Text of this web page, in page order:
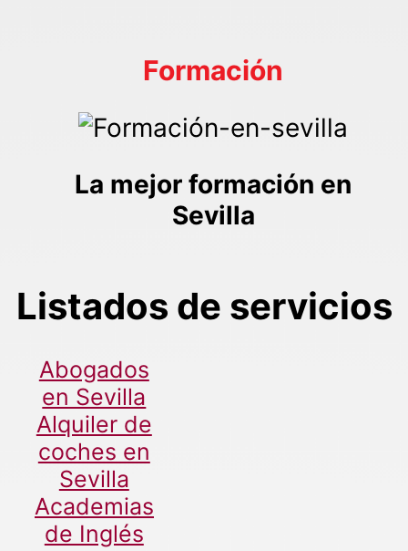
Formación
La mejor formación en
Sevilla
Listados de servicios
Abogados
en Sevilla
Alquiler de
coches en
Sevilla
Academias
de Inglés